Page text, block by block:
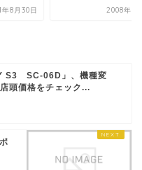
年8月30日 2008年7
S3 SC-06D」、機種変
頭価格をチェック...